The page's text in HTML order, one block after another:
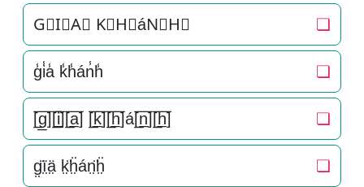
G⃣I⃣A⃣ K⃣H⃣áN⃣H⃣ ❏
g̾i̾a̾ k̾h̾án̾h̾ ❏
[̲̅g̲̅][̲̅i̲̅][̲̅a̲̅] [̲̅k̲̅][̲̅h̲̅]á[̲̅n̲̅][̲̅h̲̅] ❏
g̤̈ï̤ä̤ k̤̈ḧ̤án̤̈ḧ̤ ❏